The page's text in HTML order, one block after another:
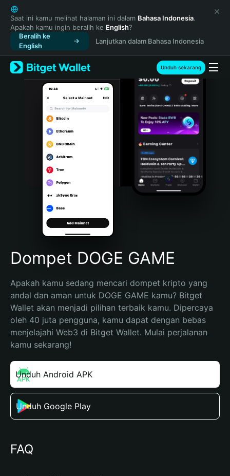
English
日本語
Tiếng Việt
Русский
Español (Latinoamérica)
Türkçe
Italiano
Português (Portugal)
Bahasa Indonesia
Português (Brasil)
Español (Argentina)
Saat ini kamu melihat halaman ini dalam Bahasa Indonesia.
Apakah kamu ingin beralih ke English?
Beralih ke
English
Lanjutkan dalam Bahasa Indonesia
Unduh sekarang
Dompet DOGE GAME
Apakah kamu sedang mencari dompet kripto yang
andal dan aman untuk DOGE GAME kamu? Bitget
Wallet akan menjadi pilihan terbaik kamu. Dipercaya
oleh 40 juta pengguna, kamu dapat dengan bebas
menjelajahi Web3 di Bitget Wallet. Mulai perjalanan
kamu sekarang!
Unduh Android APK
Unduh Google Play
FAQ